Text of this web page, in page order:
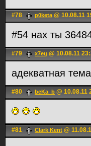
#78 p0keta@ 10.08.11
#54 нах ты
#79 х7ец @ 10.08.11
адекватная
#80 beKa_b @ 10.08.11
#81 Clark Kent @